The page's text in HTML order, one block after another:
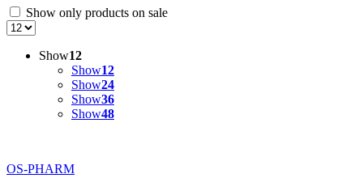
Show only products on sale
Show12
Show12
Show24
Show36
Show48
OS-PHARM